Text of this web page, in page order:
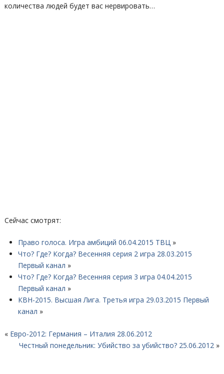
количества людей будет вас нервировать…
Сейчас смотрят:
Право голоса. Игра амбиций 06.04.2015 ТВЦ »
Что? Где? Когда? Весенняя серия 2 игра 28.03.2015
Первый канал »
Что? Где? Когда? Весенняя серия 3 игра 04.04.2015
Первый канал »
КВН-2015. Высшая Лига. Третья игра 29.03.2015 Первый
канал »
« Евро-2012: Германия – Италия 28.06.2012
Честный понедельник: Убийство за убийство? 25.06.2012 »